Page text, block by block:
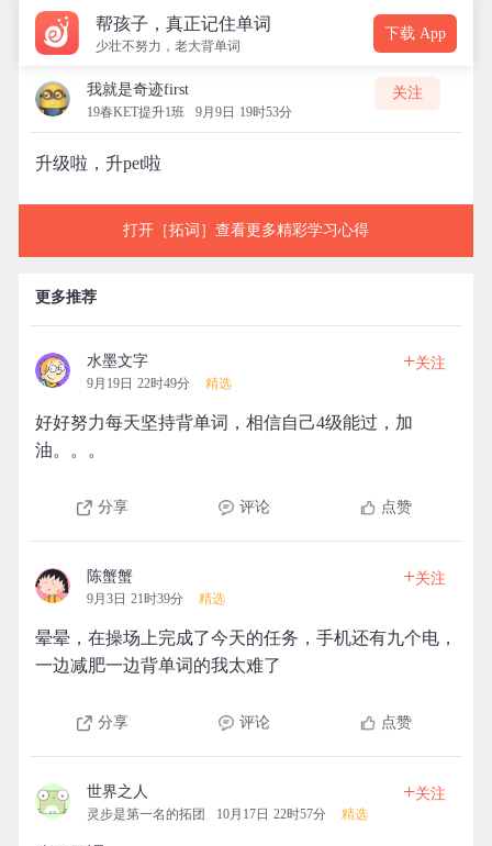
帮孩子，真正记住单词
少壮不努力，老大背单词
下载 App
我就是奇迹first
19春KET提升1班 9月9日 19时53分
关注
升级啦，升pet啦
打开［拓词］查看更多精彩学习心得
更多推荐
水墨文字
9月19日 22时49分 精选
+关注
好好努力每天坚持背单词，相信自己4级能过，加
油。。。
分享 评论 点赞
陈蟹蟹
9月3日 21时39分 精选
+关注
晕晕，在操场上完成了今天的任务，手机还有九个电，
一边减肥一边背单词的我太难了
分享 评论 点赞
世界之人
灵步是第一名的拓团 10月17日 22时57分 精选
+关注